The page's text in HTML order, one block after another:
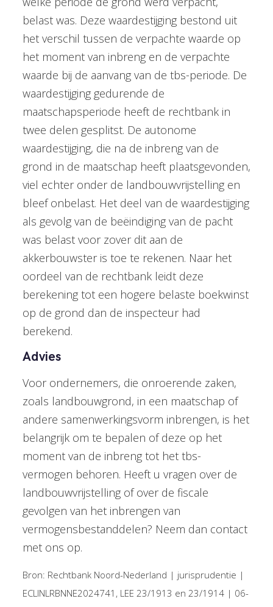
belast was. Deze waardestijging bestond uit
het verschil tussen de verpachte waarde op
het moment van inbreng en de verpachte
waarde bij de aanvang van de tbs-periode. De
waardestijging gedurende de
maatschapsperiode heeft de rechtbank in
twee delen gesplitst. De autonome
waardestijging, die na de inbreng van de
grond in de maatschap heeft plaatsgevonden,
viel echter onder de landbouwvrijstelling en
bleef onbelast. Het deel van de waardestijging
als gevolg van de beëindiging van de pacht
was belast voor zover dit aan de
akkerbouwster is toe te rekenen. Naar het
oordeel van de rechtbank leidt deze
berekening tot een hogere belaste boekwinst
op de grond dan de inspecteur had
berekend.
Advies
Voor ondernemers, die onroerende zaken,
zoals landbouwgrond, in een maatschap of
andere samenwerkingsvorm inbrengen, is het
belangrijk om te bepalen of deze op het
moment van de inbreng tot het tbs-
vermogen behoren. Heeft u vragen over de
landbouwvrijstelling of over de fiscale
gevolgen van het inbrengen van
vermogensbestanddelen? Neem dan contact
met ons op.
Bron: Rechtbank Noord-Nederland | jurisprudentie |
ECLINLRBNNE2024741, LEE 23/1913 en 23/1914 | 06-